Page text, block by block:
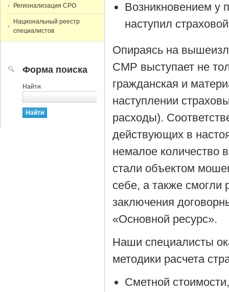
Возникновением у
наступил
Опираясь на
СМР выступает не
гражданская и
наступлении
расходы).
действующих в
немалое
стали объектом
себе, а также смогли
заключения
«Основной ресурс».
Наши специалисты
методики расчета
Сметной
Регионализация СРО
Национальный реестр
специалистов
Форма поиска
Найти